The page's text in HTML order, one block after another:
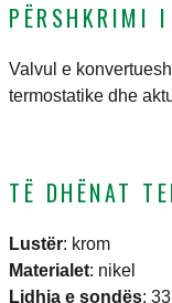
PËRSHKRIMI
Valvul e
termostatike dhe
TË DHËNAT
Lustër: krom
Materialet: nikel
Lidhja e sondës: